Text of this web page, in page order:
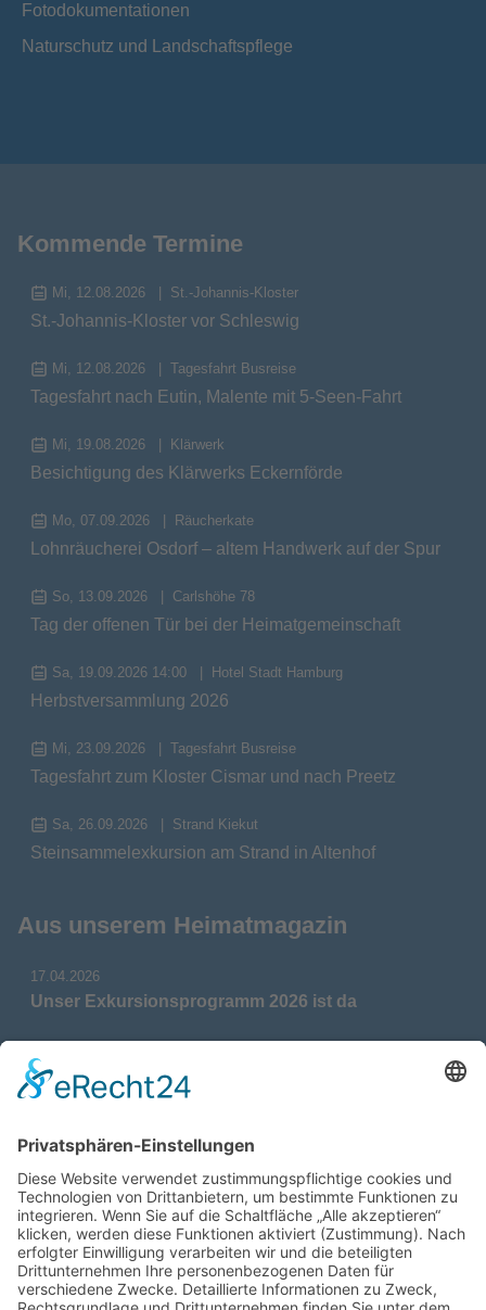
Fotodokumentationen
Naturschutz und Landschaftspflege
Kommende Termine
Mi, 12.08.2026 St.-Johannis-Kloster
St.-Johannis-Kloster vor Schleswig
Mi, 12.08.2026 Tagesfahrt Busreise
Tagesfahrt nach Eutin, Malente mit 5-Seen-Fahrt
Mi, 19.08.2026 Klärwerk
Besichtigung des Klärwerks Eckernförde
Mo, 07.09.2026 Räucherkate
Lohnräucherei Osdorf – altem Handwerk auf der Spur
So, 13.09.2026 Carlshöhe 78
Tag der offenen Tür bei der Heimatgemeinschaft
Sa, 19.09.2026 14:00 Hotel Stadt Hamburg
Herbstversammlung 2026
Mi, 23.09.2026 Tagesfahrt Busreise
Tagesfahrt zum Kloster Cismar und nach Preetz
Sa, 26.09.2026 Strand Kiekut
Steinsammelexkursion am Strand in Altenhof
Aus unserem Heimatmagazin
17.04.2026
Unser Exkursionsprogramm 2026 ist da
17.04.2026
Verdienstmedaille für Telse Stoy
Das war: Munition im Meer
17.04.2026
Fahrtenprogramm 2026 ist fertig
12.10.2025